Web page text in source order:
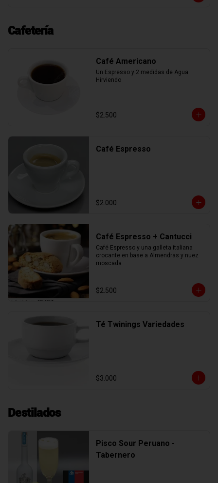
Cafetería
Café Americano
Un Espresso y 2 medidas de Agua
Hirviendo
$2.500
Café Espresso
$2.000
Café Espresso + Cantucci
Café Espresso y una galleta italiana
crocante en base a Almendras y nuez
moscada
$2.500
Té Twinings Variedades
$3.000
Destilados
Pisco Sour Peruano -
Tabernero